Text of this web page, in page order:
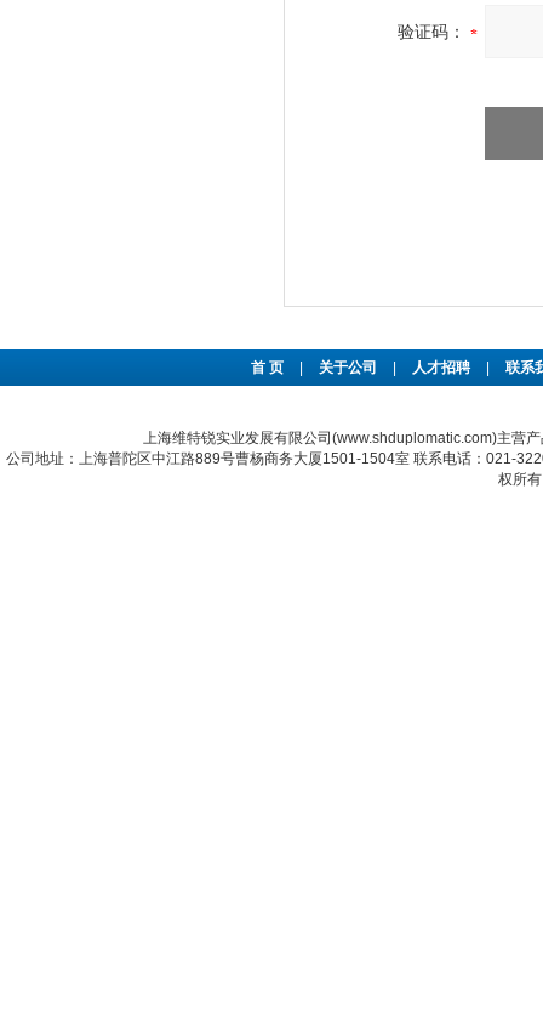
验证码：
首 页 关于公司 人才招聘 联系
上海维特锐实业发展有限公司(www.shduplomatic.com)主营
公司地址：上海普陀区中江路889号曹杨商务大厦1501-1504室 联系电话：021-
权所